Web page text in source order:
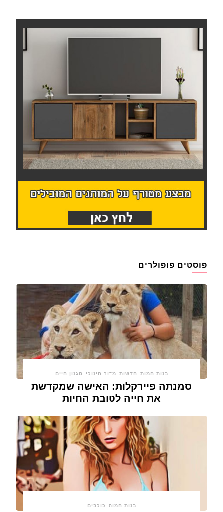
פוסטים פופולרים
בנות חמות חדשות מדור חינוכי סגנון חיים
סמנתה פיירקלות: האישה שמקדשת
את חייה לטובת החיות
בנות חמות כוכבים